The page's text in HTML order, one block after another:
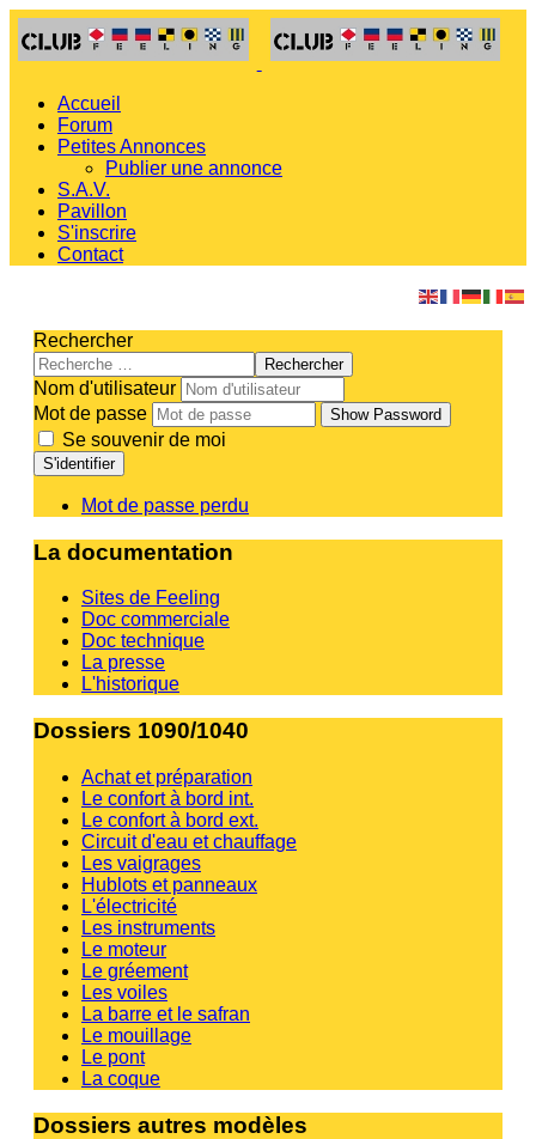
Accueil
Forum
Petites Annonces
Publier une annonce
S.A.V.
Pavillon
S'inscrire
Contact
Rechercher
Rechercher
Nom d'utilisateur
Mot de passe
Show Password
Se souvenir de moi
S'identifier
Mot de passe perdu
La documentation
Sites de Feeling
Doc commerciale
Doc technique
La presse
L'historique
Dossiers 1090/1040
Achat et préparation
Le confort à bord int.
Le confort à bord ext.
Circuit d'eau et chauffage
Les vaigrages
Hublots et panneaux
L'électricité
Les instruments
Le moteur
Le gréement
Les voiles
La barre et le safran
Le mouillage
Le pont
La coque
Dossiers autres modèles